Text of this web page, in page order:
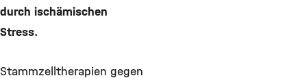
durch ischämischen
Stress.
Stammzelltherapien gegen